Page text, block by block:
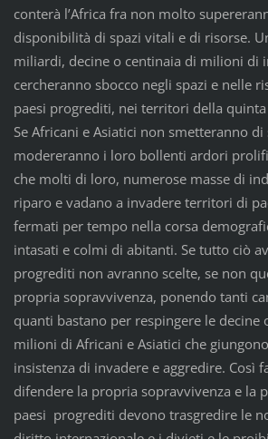
conterà l’Africa fra non molto
disponibilità di spazi vitali e di risorse.
miliardi, decine o centinaia di milioni di
cercheranno sbocco negli spazi e nelle
paesi progrediti, nei territori della quinta
Se Africani e Asiatici non smetteranno
modereranno i loro bollenti ardori
che molti di loro, numerose masse di
riparo e vadano a invadere territori di
fermati per tempo nella corsa
intasati e colmi di abitanti. Se tutto ciò
progrediti non avranno scelte, se non
propria sopravvivenza, ponendo tanti
quanti bastano per respingere le decine
milioni di Africani e Asiatici che
insistenza di invadere e aggredire. Così
difendere la propria sopravvivenza e la
paesi progrediti devono trasgredire le